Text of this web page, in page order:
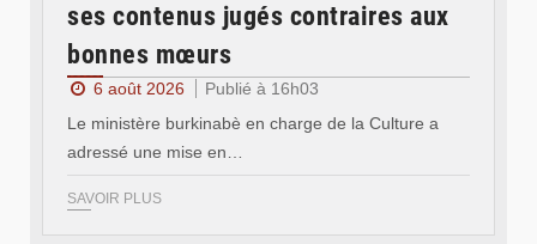
ses contenus jugés contraires aux
bonnes mœurs
6 août 2026
Publié à 16h03
Le ministère burkinabè en charge de la Culture a
adressé une mise en…
SAVOIR PLUS